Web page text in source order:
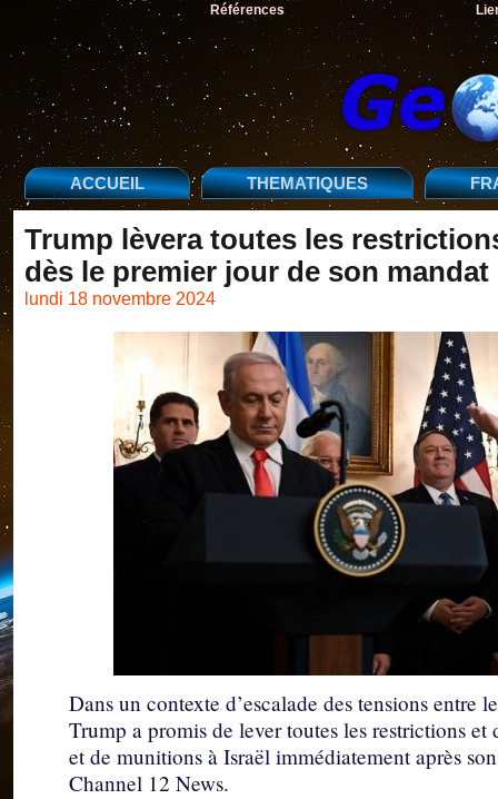
Références
ACCUEIL THEMATIQUES
Trump lèvera toutes les
dès le premier jour de son mandat
lundi 18 novembre 2024
Dans un contexte d’escalade des tensions
Trump a promis de lever toutes les restrictions
et de munitions à Israël immédiatement après
Channel 12 News.